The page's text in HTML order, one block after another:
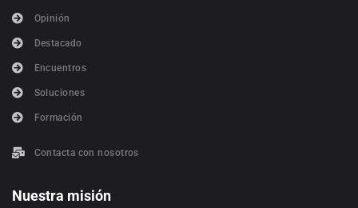
Opinión
Destacado
Encuentros
Soluciones
Formación
Contacta con nosotros
Nuestra misión